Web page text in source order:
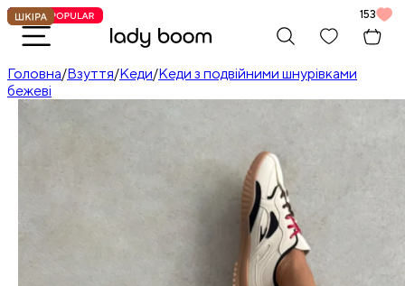
Головна/Взуття/Кеди/Кеди з подвійними шнурівками
бежеві
153